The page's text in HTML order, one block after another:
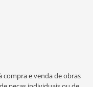
compra e venda de obras